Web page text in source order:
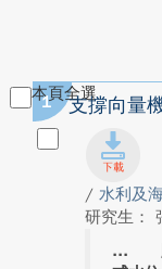
本頁全選
1 支撐向量
/ 水利及
研究生：
颱